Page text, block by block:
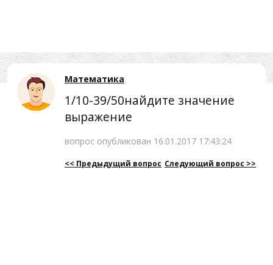
Математика
1/10-39/50найдите значение
выражение
вопрос опубликован 16.01.2017 17:43:24
<< Предыдущий вопрос Следующий вопрос >>